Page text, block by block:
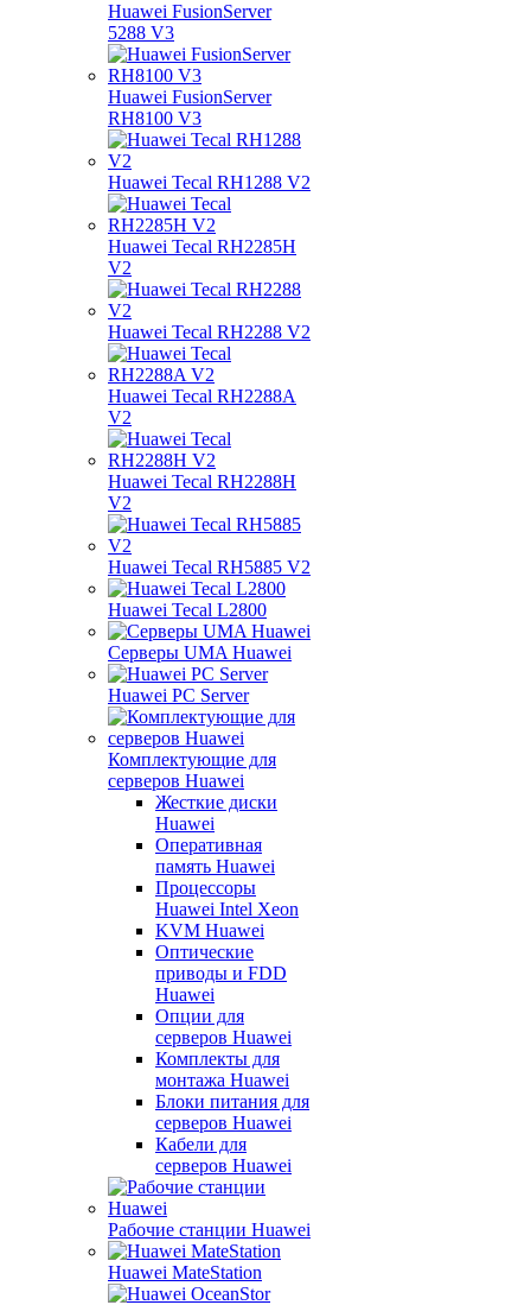
Huawei FusionServer
5288 V3
Huawei FusionServer
RH8100 V3
Huawei Tecal RH1288 V2
Huawei Tecal RH2285H
V2
Huawei Tecal RH2288 V2
Huawei Tecal RH2288A
V2
Huawei Tecal RH2288H
V2
Huawei Tecal RH5885 V2
Huawei Tecal L2800
Серверы UMA Huawei
Huawei PC Server
Комплектующие для
серверов Huawei
Жесткие диски
Huawei
Оперативная
память Huawei
Процессоры
Huawei Intel Xeon
KVM Huawei
Оптические
приводы и FDD
Huawei
Опции для
серверов Huawei
Комплекты для
монтажа Huawei
Блоки питания для
серверов Huawei
Кабели для
серверов Huawei
Рабочие станции Huawei
Huawei MateStation